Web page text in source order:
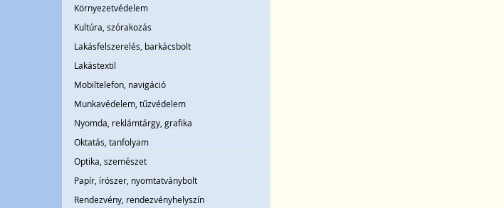
Környezetvédelem
Kultúra, szórakozás
Lakásfelszerelés, barkácsbolt
Lakástextil
Mobiltelefon, navigáció
Munkavédelem, tűzvédelem
Nyomda, reklámtárgy, grafika
Oktatás, tanfolyam
Optika, szemészet
Papír, írószer, nyomtatványbolt
Rendezvény, rendezvényhelyszín